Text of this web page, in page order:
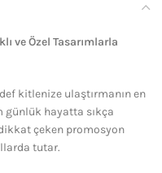
ve Özel Tasarımlarla
kitlenize ulaştırmanın en
günlük hayatta sıkça
çeken promosyon
tutar.